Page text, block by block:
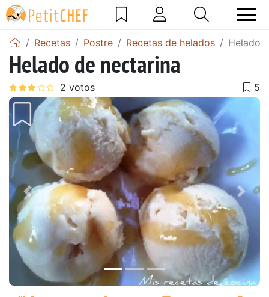
Recetas Postre Recetas de helados Helado
Helado de nectarina
Anterior